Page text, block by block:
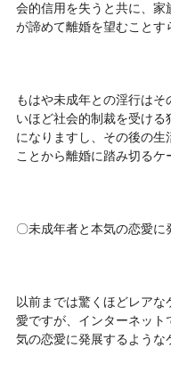
会的信用を失うと共に、家
が諦めて離婚を望むことす
もはや未成年との淫行は
いほど社会的制裁を受け
になりますし、その後の
ことから離婚に踏み切るケ
〇未成年者と本気の恋愛に
以前までは驚くほどレア
愛ですが、インターネッ
気の恋愛に発展するような